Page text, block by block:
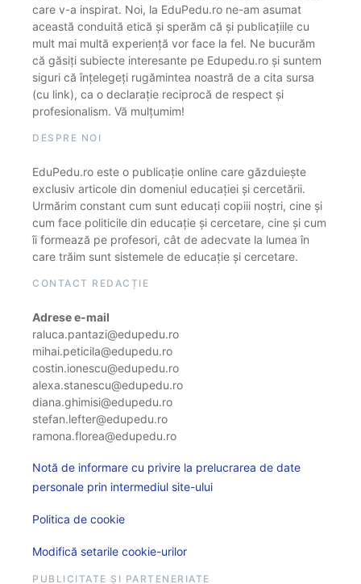
care v-a inspirat. Noi, la EduPedu.ro ne-am asumat
această conduită etică și sperăm că și publicațiile cu
mult mai multă experiență vor face la fel. Ne bucurăm
că găsiți subiecte interesante pe Edupedu.ro și suntem
siguri că înțelegeți rugămintea noastră de a cita sursa
(cu link), ca o declarație reciprocă de respect și
profesionalism. Vă mulțumim!
DESPRE NOI
EduPedu.ro este o publicație online care găzduiește
exclusiv articole din domeniul educației și cercetării.
Urmărim constant cum sunt educați copiii noștri, cine și
cum face politicile din educație și cercetare, cine și cum
îi formează pe profesori, cât de adecvate la lumea în
care trăim sunt sistemele de educație și cercetare.
CONTACT REDACȚIE
Adrese e-mail
raluca.pantazi@edupedu.ro
mihai.peticila@edupedu.ro
costin.ionescu@edupedu.ro
alexa.stanescu@edupedu.ro
diana.ghimisi@edupedu.ro
stefan.lefter@edupedu.ro
ramona.florea@edupedu.ro
Notă de informare cu privire la prelucrarea de date
personale prin intermediul site-ului
Politica de cookie
Modifică setarile cookie-urilor
PUBLICITATE ȘI PARTENERIATE